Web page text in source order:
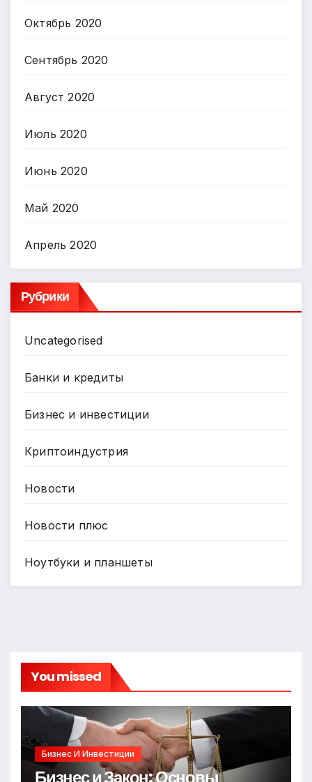
Октябрь 2020
Сентябрь 2020
Август 2020
Июль 2020
Июнь 2020
Май 2020
Апрель 2020
Рубрики
Uncategorised
Банки и кредиты
Бизнес и инвестиции
Криптоиндустрия
Новости
Новости плюс
Ноутбуки и планшеты
You missed
Бизнес И Инвестиции